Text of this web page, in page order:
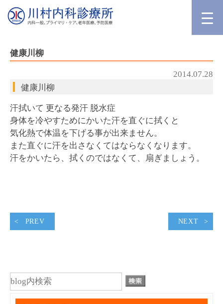
健康川柳
2014.07.28
健康川柳
汗拭いて 更なる発汗 脱水症
身体を冷やすためにかいた汗を直ぐに拭くと
気化熱で体温を下げる事が出来ません。
また直ぐに汗を出さなくてはならなくなります。
汗をかいたら、拭くのではなくて、扇ぎましょう。
PREV NEXT